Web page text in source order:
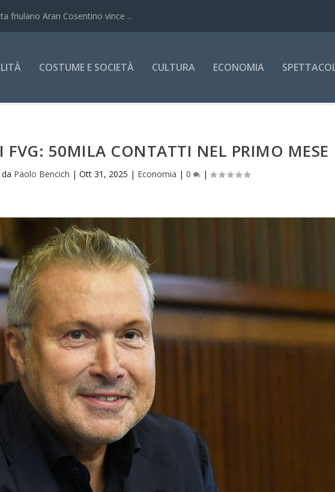
friulano Aran Cosentino vince ...
COSTUME E SOCIETÀ CULTURA ECONOMIA
FVG: 50MILA CONTATTI NEL PRIMO MESE
Paolo Bencich | Ott 31, 2025 | Economia | 0 |